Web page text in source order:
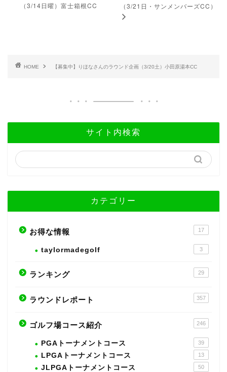
（3/14日曜）富士箱根CC
（3/21日・サンメンバーズCC）
HOME 【募集中】りほなさんのラウンド企画（3/20土）小田原湯本CC
サイト内検索
カテゴリー
お得な情報 17
taylormadegolf 3
ランキング 29
ラウンドレポート 357
ゴルフ場コース紹介 246
PGAトーナメントコース 39
LPGAトーナメントコース 13
JLPGAトーナメントコース 50